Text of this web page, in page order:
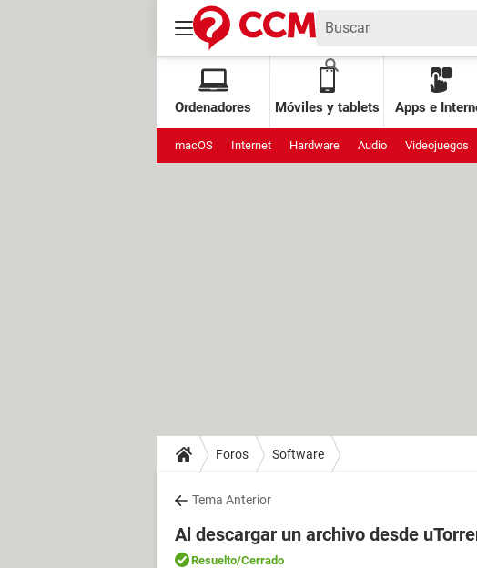
Ordenadores Móviles y tablets Apps e
macOS Internet Hardware Audio Videojuegos
Foros Software
Tema Anterior
Al descargar un archivo desde
Resuelto/Cerrado